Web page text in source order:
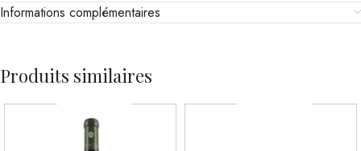
Informations complémentaires
Produits similaires